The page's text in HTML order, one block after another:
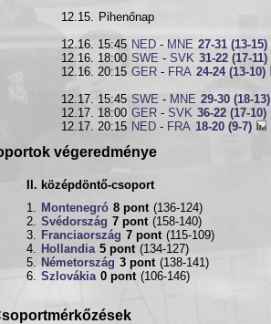
12.15. Pihenőnap
12.16. 15:45 NED- MNE 27-31 (13-15)
12.16. 18:00 SWE - SVK 31-22 (17-11)
12.16. 20:15 GER- FRA 24-24 (13-10)
12.17. 15:45 SWE - MNE 29-30 (18-13)
12.17. 18:00 GER- SVK 36-22 (17-10)
12.17. 20:15 NED- FRA 18-20 (9-7)
végeredménye
II. középdöntő-csoport
1. Montenegró 8 pont (136-124)
2. Svédország 7 pont (158-140)
3. Franciaország 7 pont (115-109)
4. Hollandia 5 pont (134-127)
5. Németország 3 pont (138-141)
6. Szlovákia 0 pont (106-146)